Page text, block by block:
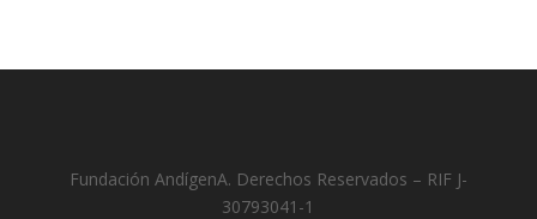
Fundación AndígenA. Derechos Reservados – RIF J-
30793041-1